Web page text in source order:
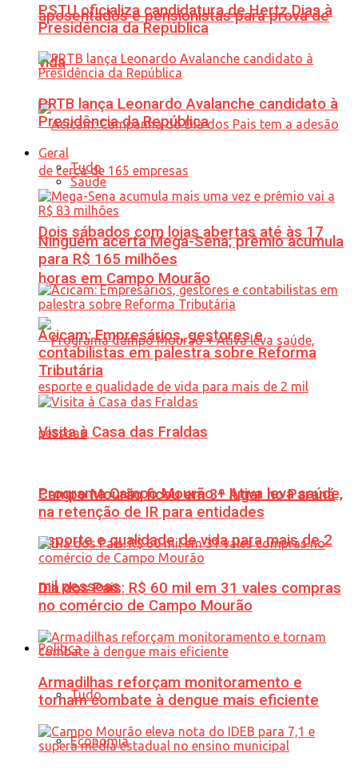
aposentados e pensionistas para prova de
vida
Dois sábados com lojas abertas até às 17
horas em Campo Mourão
Programa Campo Mourão + Ativa leva saúde,
esporte e qualidade de vida para mais de 2
mil pessoas
Política
Tudo
Economia
PSTU oficializa candidatura de Hertz Dias à
Presidência da República
PRTB lança Leonardo Avalanche candidato à
Presidência da República
Geral
Tudo
Saúde
Ninguém acerta Mega-Sena; prêmio acumula
para R$ 165 milhões
Acicam: Empresários, gestores e
contabilistas em palestra sobre Reforma
Tributária
Visita à Casa das Fraldas
Campo Mourão ficou em 3º lugar no Paraná
na retenção de IR para entidades
Dia dos Pais: R$ 60 mil em 31 vales compras
no comércio de Campo Mourão
Armadilhas reforçam monitoramento e
tornam combate à dengue mais eficiente